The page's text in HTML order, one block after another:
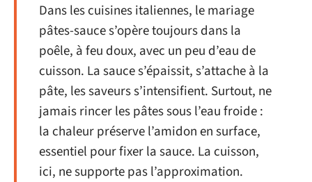
Dans les cuisines italiennes, le mariage
pâtes-sauce s’opère toujours dans la
poêle, à feu doux, avec un peu d’eau de
cuisson. La sauce s’épaissit, s’attache à la
pâte, les saveurs s’intensifient. Surtout, ne
jamais rincer les pâtes sous l’eau froide :
la chaleur préserve l’amidon en surface,
essentiel pour fixer la sauce. La cuisson,
ici, ne supporte pas l’approximation.